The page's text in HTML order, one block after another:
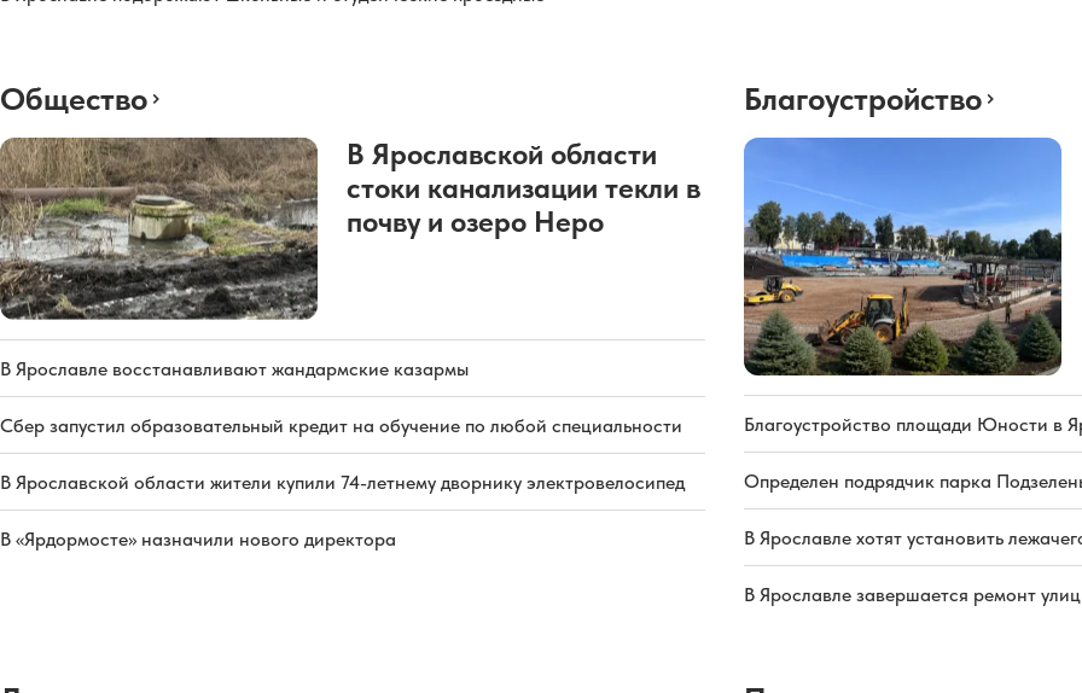
Общество
В Ярославской области
стоки канализации текли в
почву и озеро Неро
В Ярославле восстанавливают жандармские казармы
Сбер запустил образовательный кредит на обучение по любой специальности
В Ярославской области жители купили 74-летнему дворнику электровелосипед
В «Ярдормосте» назначили нового директора
Благоустройство
Благоустройство площади Юности в
Определен подрядчик парка
В Ярославле хотят установить
В Ярославле завершается ремонт